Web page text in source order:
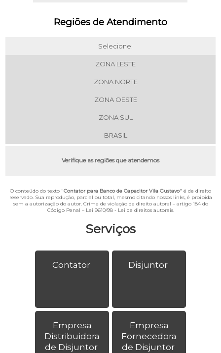
Serviços
Contator Disjuntor
Empresa
Distribuidora
de Disjuntor
Empresa
Fornecedora
de Disjuntor
Regiões de Atendimento
Selecione:
ZONA LESTE
ZONA NORTE
ZONA OESTE
ZONA SUL
BRASIL
Verifique as regiões que atendemos
O conteúdo do texto "Contator para Banco de Capacitor Vila Gustavo" é de direito
reservado. Sua reprodução, parcial ou total, mesmo citando nossos links, é proibida
sem a autorização do autor. Crime de violação de direito autoral – artigo 184 do
Código Penal – Lei 9610/98 - Lei de direitos autorais.